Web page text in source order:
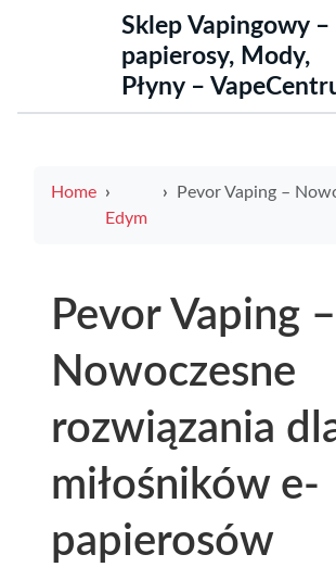
Sklep Vapingowy –
papierosy, Mody,
Płyny –
Home
Edym
Pevor Vaping – Nowoczesne rozwiązania dla
Pevor Vaping –
Nowoczesne
rozwiązania
miłośników e-
papierosów